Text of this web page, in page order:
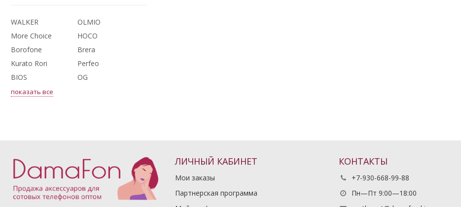
WALKER
OLMIO
More Choice
HOCO
Borofone
Brera
Kurato Rori
Perfeo
BIOS
OG
показать все
ЛИЧНЫЙ КАБИНЕТ
Мои заказы
Партнерская программа
КОНТАКТЫ
+7-930-668-99-88
Пн—Пт 9:00—18:00